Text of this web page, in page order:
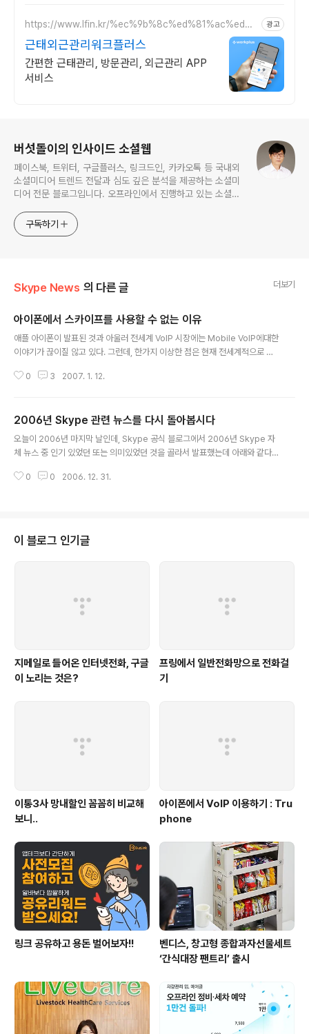
https://www.lfin.kr/%ec%9b%8c%ed%81%ac%ed%9
광고
근태외근관리워크플러스
간편한 근태관리, 방문관리, 외근관리 APP
서비스
버섯돌이의 인사이드 소셜웹
페이스북, 트위터, 구글플러스, 링크드인, 카카오톡 등 국내외
소셜미디어 트렌드 전달과 심도 깊은 분석을 제공하는 소셜미
디어 전문 블로그입니다. 오프라인에서 진행하고 있는 소셜미
구독하기
Skype News 의 다른 글 더보기
아이폰에서 스카이프를 사용할 수 없는 이유
애플 아이폰이 발표된 것과 아울러 전세계 VoIP 시장에는 Mobile VoIP에대한
이야기가 끊이질 않고 있다. 그런데, 한가지 이상한 점은 현재 전세계적으로 가
발할 계획이 없다는 점이다. 작년 9월 쯤에 Skype CEO인 니클라스는 언론과
bstacles. It is challenging and is taking much longer than expecte
d,” 스카이프가 생각하고 있는 Technical Obst..
0 3 2007. 1. 12.
2006년 Skype 관련 뉴스를 다시 돌아봅시다
오늘이 2006년 마지막 날인데, Skype 공식 블로그에서 2006년 Skype 자
체 뉴스 중 인기 있었던 또는 의미있었던 것을 골라서 발표했는데 아래와 같다.
히 보니까.. 올해 Skype가 무척 많은 일을 한 것 같다. 그리고 VoIP 확산 및 기
sn’t even been a year of Skype video...
0 0 2006. 12. 31.
이 블로그 인기글
지메일로 들어온 인터넷전화, 구글
이 노리는 것은?
프링에서 일반전화망으로 전화걸
기
이통3사 망내할인 꼼꼼히 비교해
보니..
아이폰에서 VoIP 이용하기 : Tru
phone
링크 공유하고 용돈 벌어보자!!
벤디스, 창고형 종합과자선물세트
‘간식대장 팬트리’ 출시